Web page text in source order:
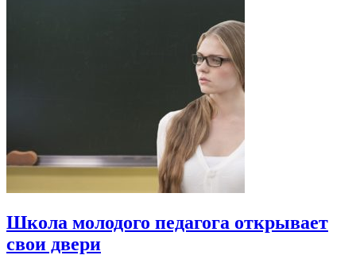
Школа молодого педагога открывает
свои двери